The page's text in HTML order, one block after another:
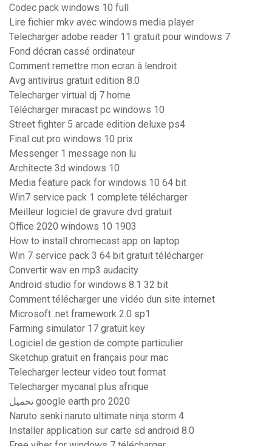
Codec pack windows 10 full
Lire fichier mkv avec windows media player
Telecharger adobe reader 11 gratuit pour windows 7
Fond décran cassé ordinateur
Comment remettre mon ecran à lendroit
Avg antivirus gratuit edition 8.0
Telecharger virtual dj 7 home
Télécharger miracast pc windows 10
Street fighter 5 arcade edition deluxe ps4
Final cut pro windows 10 prix
Messenger 1 message non lu
Architecte 3d windows 10
Media feature pack for windows 10 64 bit
Win7 service pack 1 complete télécharger
Meilleur logiciel de gravure dvd gratuit
Office 2020 windows 10 1903
How to install chromecast app on laptop
Win 7 service pack 3 64 bit gratuit télécharger
Convertir wav en mp3 audacity
Android studio for windows 8.1 32 bit
Comment télécharger une vidéo dun site internet
Microsoft .net framework 2.0 sp1
Farming simulator 17 gratuit key
Logiciel de gestion de compte particulier
Sketchup gratuit en français pour mac
Telecharger lecteur video tout format
Telecharger mycanal plus afrique
تحميل google earth pro 2020
Naruto senki naruto ultimate ninja storm 4
Installer application sur carte sd android 8.0